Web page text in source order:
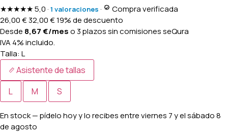
★★★★★5,0 · 1 valoraciones ·
Compra verificada
26,00€32,00€19% de descuento
Desde 8,67€/meso 3 plazos sin comisionesseQura
IVA 4% incluido.
Talla: L
Asistente de tallas
L
M S
En stock— pídelo hoy y lo recibes entreviernes 7 y el sábado 8
de agosto